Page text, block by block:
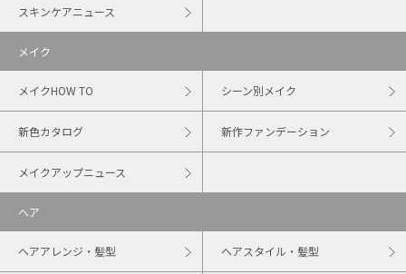
スキンケアニュース
メイク
メイクHOW TO シーン別メイク
新色カタログ 新作ファンデーション
メイクアップニュース
ヘア
ヘアアレンジ・髪型 ヘアスタイル・髪型